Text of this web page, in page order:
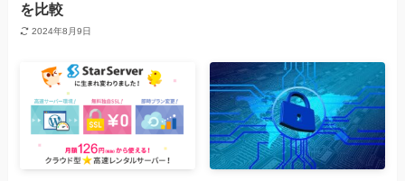
を比較
2024年8月9日